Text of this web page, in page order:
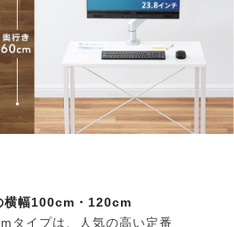
横幅100cm・120cm
タイプは、人気の高い定番